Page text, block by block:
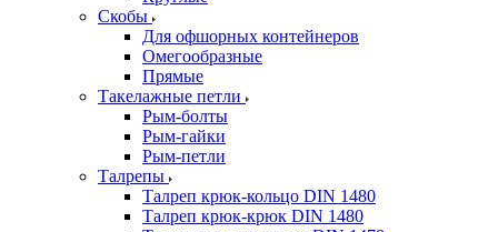
Скобы
Для офшорных контейнеров
Омегообразные
Прямые
Такелажные петли
Рым-болты
Рым-гайки
Рым-петли
Талрепы
Талреп крюк-кольцо DIN 1480
Талреп крюк-крюк DIN 1480